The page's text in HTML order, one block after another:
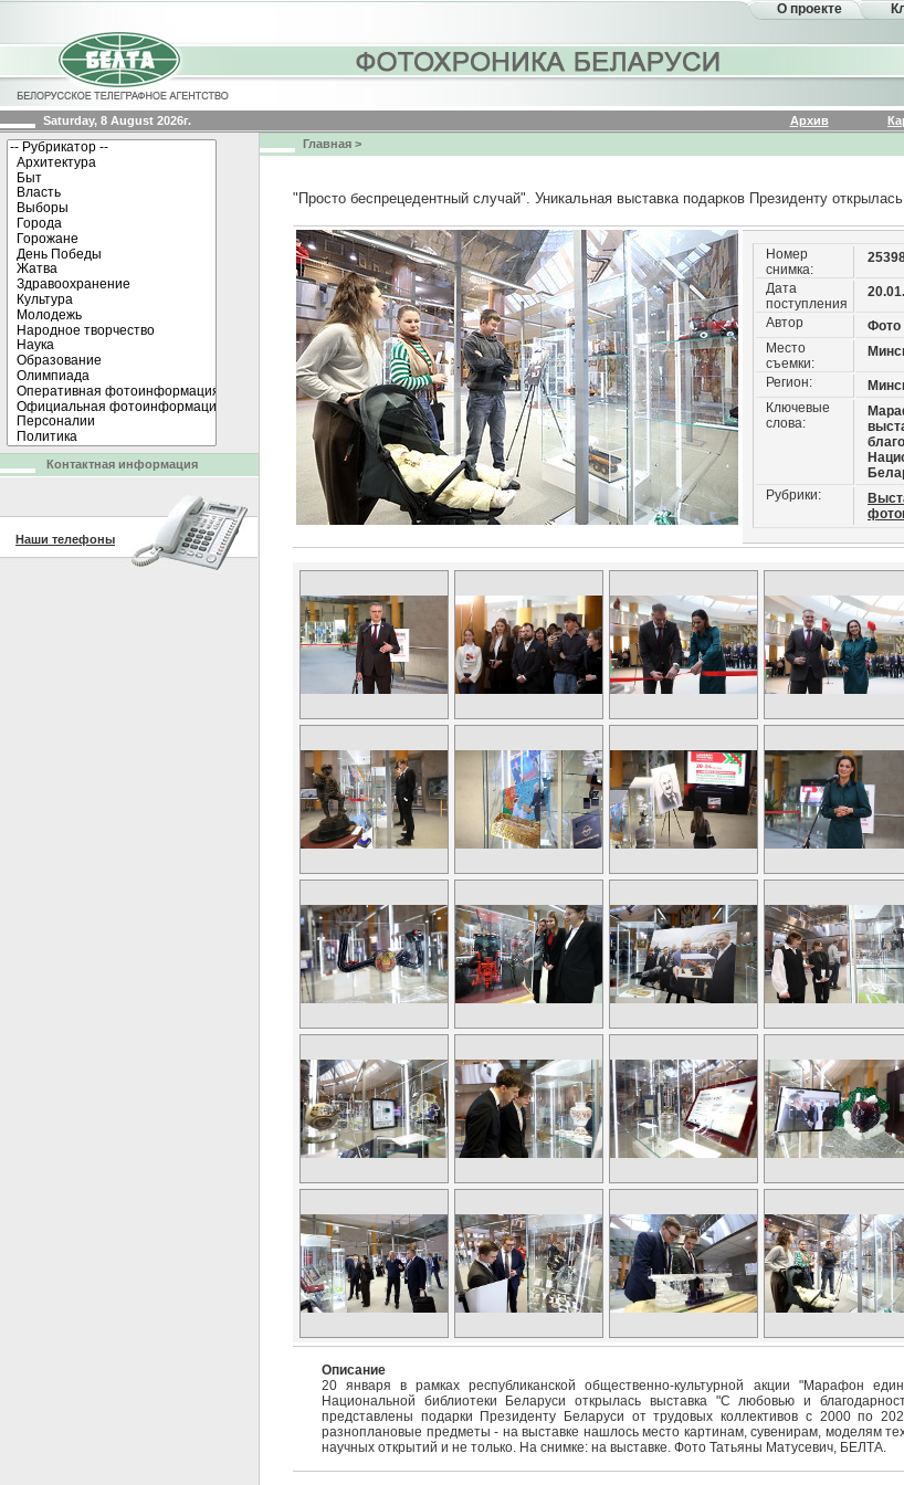
О проекте
Saturday, 8 August 2026г. Архив
Главная >
"Просто беспрецедентный случай". Уникальная выставка подарков Президенту
Номер
снимка:
Дата
поступления
Автор
Фото
Место
съемки:
Регион:
Ключевые
слова:
Рубрики:
Описание
20 января в рамках республиканской общественно-культурной акции "Марафон
Национальной библиотеки Беларуси открылась выставка "С любовью и
представлены подарки Президенту Беларуси от трудовых коллективов с 2000 по
разноплановые предметы - на выставке нашлось место картинам, сувенирам, моделям
научных открытий и не только. На снимке: на выставке. Фото Татьяны Матусевич, БЕЛТА.
Контактная информация
Наши телефоны